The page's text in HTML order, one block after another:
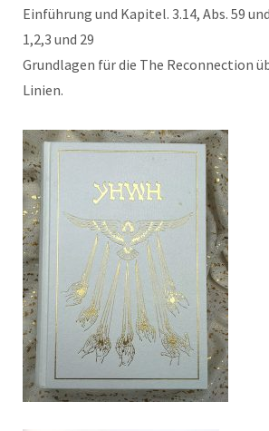
Einführung und Kapitel. 3.14, Abs. 59
1,2,3 und 29
Grundlagen für die The Reconnection
Linien.